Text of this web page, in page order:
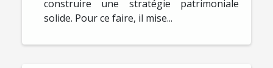
construire une stratégie patrimoniale
solide. Pour ce faire, il mise...